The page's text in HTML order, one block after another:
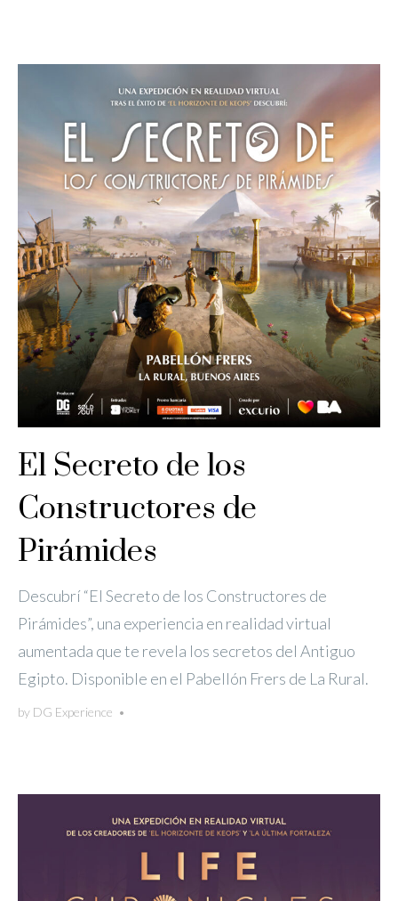
El Secreto de los
Constructores de
Pirámides
Descubrí “El Secreto de los Constructores de
Pirámides”, una experiencia en realidad virtual
aumentada que te revela los secretos del Antiguo
Egipto. Disponible en el Pabellón Frers de La Rural.
by DG Experience •